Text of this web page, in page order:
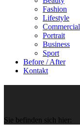
Fashion
Lifestyle
Commercial
Portrait
Business
Sport
Before / After
Kontakt
Sie befinden sich hier: